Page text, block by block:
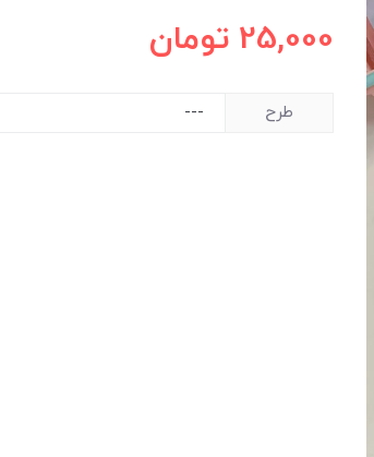
25,000 تومان
طرح